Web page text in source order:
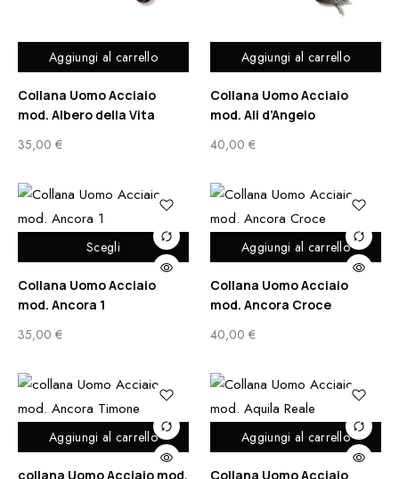
Aggiungi al carrello
Collana Uomo Acciaio
mod. Albero della Vita
35,00 €
Aggiungi al carrello
Collana Uomo Acciaio
mod. Ali d’Angelo
40,00 €
Scegli
Collana Uomo Acciaio
mod. Ancora 1
35,00 €
Aggiungi al carrello
Collana Uomo Acciaio
mod. Ancora Croce
40,00 €
Aggiungi al carrello
collana Uomo Acciaio mod.
Aggiungi al carrello
Collana Uomo Acciaio